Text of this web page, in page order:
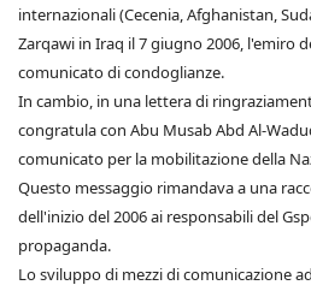
internazionali (Cecenia, Afghanistan,
Zarqawi in Iraq il 7 giugno 2006, l'emiro
comunicato di condoglianze.
In cambio, in una lettera di
congratula con Abu Musab Abd Al-
comunicato per la mobilitazione della
Questo messaggio rimandava a una
dell'inizio del 2006 ai responsabili del
propaganda.
Lo sviluppo di mezzi di comunicazione